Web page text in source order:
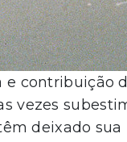
e contribuição
vezes
deixado